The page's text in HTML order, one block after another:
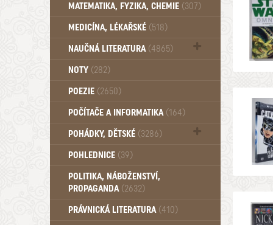
MATEMATIKA, FYZIKA, CHEMIE (307)
MEDICÍNA, LÉKAŘSKÉ (518)
NAUČNÁ LITERATURA (4865)
Zdraví a zdraví životní styl (510)
NOTY (282)
POEZIE (2650)
POČÍTAČE A INFORMATIKA (164)
POHÁDKY, DĚTSKÉ (3286)
Pro děti a mládež (2882)
Pohádky, Dětské - Od roku 1949 (257)
POHLEDNICE (39)
POLITIKA, NÁBOŽENSTVÍ,
PROPAGANDA (2632)
PRÁVNICKÁ LITERATURA (410)